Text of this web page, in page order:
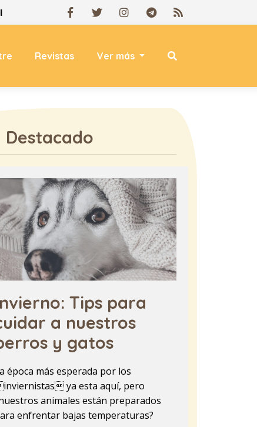
Revistas Ver más
Destacado
Tips para
a nuestros
y gatos
época más esperada por los
ya esta aquí, pero
animales están preparados
enfrentar bajas temperaturas?